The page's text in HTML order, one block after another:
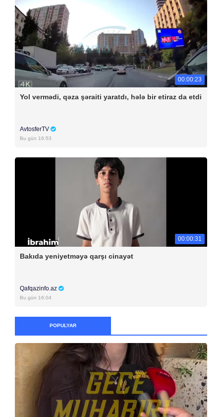
00:00:23
Yol vermədi, qəza şəraiti yaratdı, hələ bir etiraz da etdi
AvtosferTV
Bu gün 16:53
00:00:31
Bakıda yeniyetməyə qarşı cinayət
Qafqazinfo.az
Bu gün 16:04
POPULYAR